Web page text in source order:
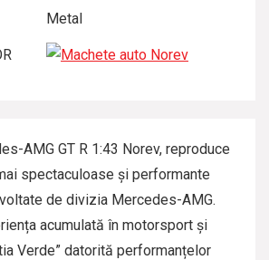
Metal
AMG GT R 1:43 Norev, reproduce
spectaculoase și performante
de divizia Mercedes-AMG.
acumulată în motorsport și
Verde” datorită performanțelor